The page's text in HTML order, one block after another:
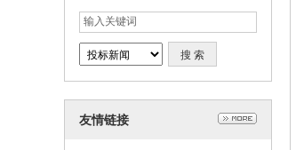
友情链接